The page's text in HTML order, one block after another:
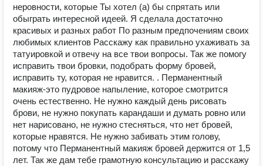
неровности, которые Ты хотел (а) бы спрятать или
обыграть интересной идеей. Я сделала достаточно
красивых и разных работ По разным предпочениям своих
любимых клиентов Расскажу как правильно ухаживать за
татуировкой и отвечу на все твои вопросы. Так же помогу
исправить твои бровки, подобрать форму бровей,
исправить ту, которая не нравится. . Перманентный
макияж-это пудровое напыление, которое смотрится
очень естественно. Не нужно каждый день рисовать
брови, не нужно покупать карандаши и думать ровно или
нет нарисовано, не нужно стесняться, что нет бровей,
которые нравятся. Не нужно забивать этим голову,
потому что Перманентный макияж бровей держится от 1,5
лет. Так же дам тебе грамотную консультацию и расскажу